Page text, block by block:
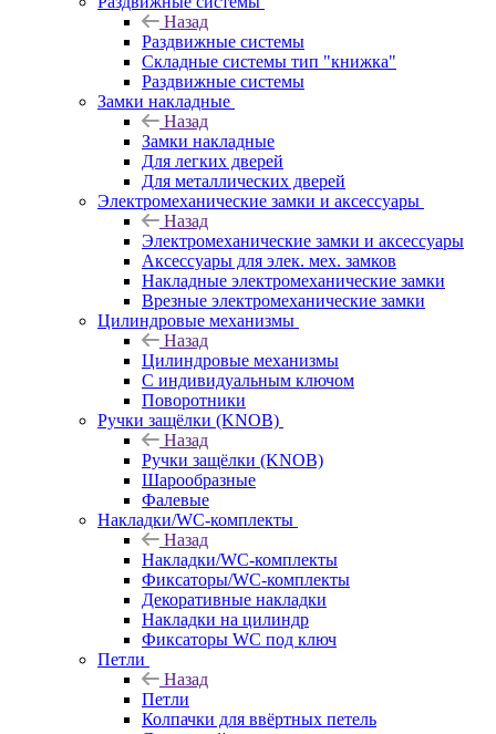
Назад
Раздвижные системы
Складные системы тип "книжка"
Раздвижные системы
Замки накладные
Назад
Замки накладные
Для легких дверей
Для металлических дверей
Электромеханические замки и аксессуары
Назад
Электромеханические замки и аксессуары
Аксессуары для элек. мех. замков
Накладные электромеханические замки
Врезные электромеханические замки
Цилиндровые механизмы
Назад
Цилиндровые механизмы
С индивидуальным ключом
Поворотники
Ручки защёлки (KNOB)
Назад
Ручки защёлки (KNOB)
Шарообразные
Фалевые
Накладки/WC-комплекты
Назад
Накладки/WC-комплекты
Фиксаторы/WC-комплекты
Декоративные накладки
Накладки на цилиндр
Фиксаторы WC под ключ
Петли
Назад
Петли
Колпачки для ввёртных петель